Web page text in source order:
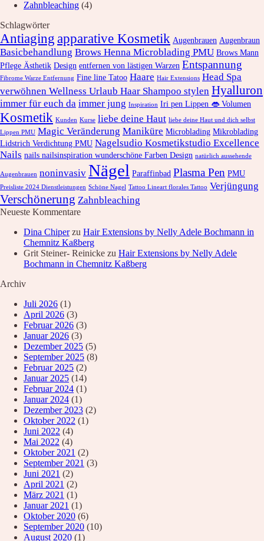
Zahnbleaching (4)
Schlagwörter
Antiagingapparative Kosmetik Augenbrauen Augenbraun
Basicbehandlung Brows Henna Microblading PMU Brows Mann
Pflege Ästhetik Design entfernen von lästigen Warzen Entspannung
Fibrome Warze Entfernung Fine line Tatoo Haare Hair Extensions Head Spa
verwöhnen Wellness Urlaub Haar Shampoo stylen Hyalluron
immer für euch da immer jung Inspiration Iri pen Lippen 👄 Volumen
Kosmetik Kunden Kurse liebe deine Haut liebe deine Haut und dich selbst
Lippen PMU Magic Veränderung Maniküre Microblading Mikroblading
Lidstrich Verdichtung PMU Nagelsudio Kosmetikstudio Excellence
Nails nails nailsinspiration wunderschöne Farben Design natürlich aussehende
Augenbrauen noninvasiv Nägel Paraffinbad Plasma Pen PMU
Preisliste 2024 Dienstleistungen Schöne Nagel Tattoo Lineart florales Tattoo Verjüngung
Verschönerung Zahnbleaching
Neueste Kommentare
Dina Chiperzu Hair Extensions by Nelly Adele Bochmann in
Chemnitz Kaßberg
Grit Steiner- Reinicke zu Hair Extensions by Nelly Adele
Bochmann in Chemnitz Kaßberg
Archiv
Juli 2026 (1)
April 2026 (3)
Februar 2026 (3)
Januar 2026 (3)
Dezember 2025 (5)
September 2025 (8)
Februar 2025 (2)
Januar 2025 (14)
Februar 2024 (1)
Januar 2024 (1)
Dezember 2023 (2)
Oktober 2022 (1)
Juni 2022 (4)
Mai 2022 (4)
Oktober 2021 (2)
September 2021 (3)
Juni 2021 (2)
April 2021 (2)
März 2021 (1)
Januar 2021 (1)
Oktober 2020 (6)
September 2020 (10)
August 2020 (1)